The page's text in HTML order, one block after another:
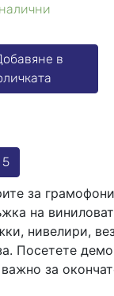
в
5
за
на
нивелири,
Посетете
за